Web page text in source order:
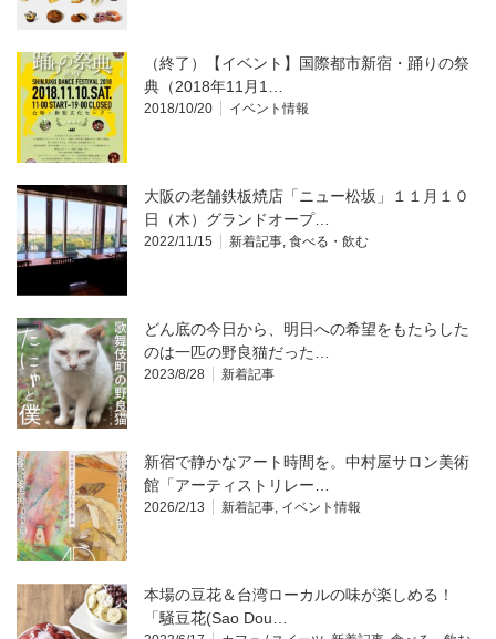
（終了）【イベント】国際都市新宿・踊りの祭
典（2018年11月1…
2018/10/20 イベント情報
大阪の老舗鉄板焼店「ニュー松坂」１１月１０
日（木）グランドオープ…
2022/11/15 新着記事 食べる・飲む
どん底の今日から、明日への希望をもたらした
のは一匹の野良猫だった…
2023/8/28 新着記事
新宿で静かなアート時間を。中村屋サロン美術
館「アーティストリレー…
2026/2/13 新着記事 イベント情報
本場の豆花＆台湾ローカルの味が楽しめる！
「騒豆花(Sao Dou…